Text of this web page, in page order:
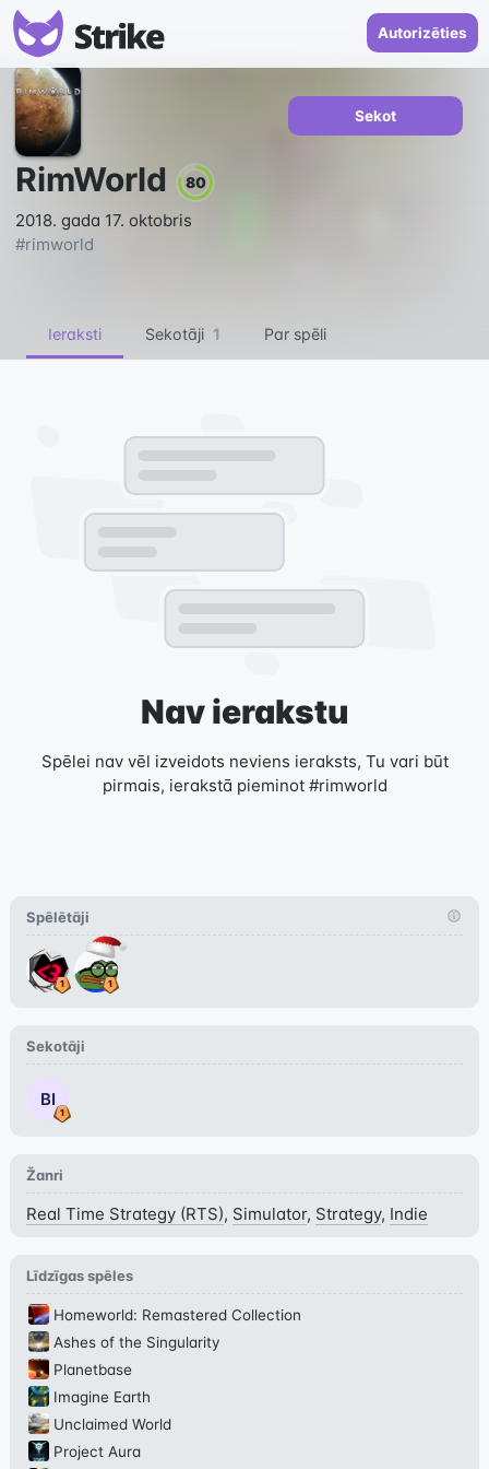
Autorizēties
RimWorld 80
2018. gada 17. oktobris
#rimworld
Sekot
Ieraksti Sekotāji 1 Par spēli
Nav ierakstu
Spēlei nav vēl izveidots neviens ieraksts, Tu vari būt
pirmais, ierakstā pieminot #rimworld
Spēlētāji
Sekotāji
BI
Žanri
Real Time Strategy (RTS), Simulator, Strategy, Indie
Līdzīgas spēles
Homeworld: Remastered Collection
Ashes of the Singularity
Planetbase
Imagine Earth
Unclaimed World
Project Aura